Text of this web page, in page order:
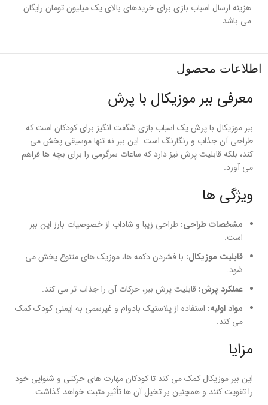
هزینه ارسال اسباب بازی برای خریدهای بالای یک میلیون تومان رایگان
می باشد
اطلاعات محصول
معرفی ببر موزیکال با پرش
ببر موزیکال با پرش یک اسباب بازی شگفت انگیز برای کودکان است که
طراحی آن جذاب و رنگارنگ است. این ببر نه تنها موسیقی پخش می
کند، بلکه قابلیت پرش نیز دارد که ساعات سرگرمی را برای بچه ها فراهم
می آورد.
ویژگی ها
مشخصات طراحی: طراحی زیبا و شاداب از خصوصیات بارز این ببر
است.
قابلیت موزیکال: با فشردن دکمه ها، موزیک های متنوع پخش می
شود.
عملکرد پرش: قابلیت پرش ببر، حرکات آن را جذاب تر می کند.
مواد اولیه: استفاده از پلاستیک بادوام و غیرسمی به ایمنی کودک کمک
می کند.
مزایا
این ببر موزیکال کمک می کند تا کودکان مهارت های حرکتی و شنوایی خود
را تقویت کنند و همچنین بر تخیل آن ها تأثیر مثبت خواهد گذاشت.